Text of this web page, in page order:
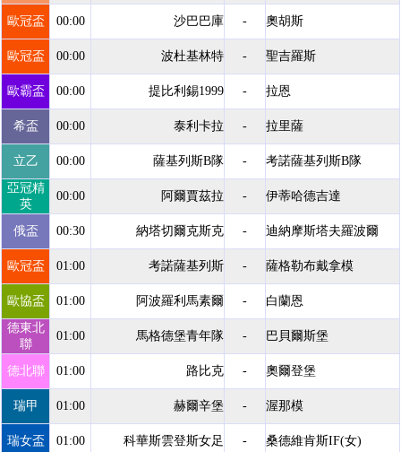
歐冠盃 00:00 沙巴巴庫 - 奧胡斯
歐冠盃 00:00 波杜基林特 - 聖吉羅斯
歐霸盃 00:00 提比利錫1999 - 拉恩
希盃 00:00 泰利卡拉 - 拉里薩
立乙 00:00 薩基列斯B隊 -
考諾薩基列斯B隊
亞冠精
英
00:00 阿爾賈茲拉 - 伊蒂哈德吉達
俄盃 00:30 納塔切爾克斯克 - 迪納摩斯塔夫羅波爾
歐冠盃 01:00 考諾薩基列斯 - 薩格勒布戴拿模
歐協盃 01:00 阿波羅利馬素爾 -
白蘭恩
德東北
聯
01:00 馬格德堡青年隊 - 巴貝爾斯堡
德北聯 01:00 路比克 - 奧爾登堡
瑞甲 01:00 赫爾辛堡 - 渥那模
瑞女盃 01:00 科華斯雲登斯女足 - 桑德維肯斯IF(女)